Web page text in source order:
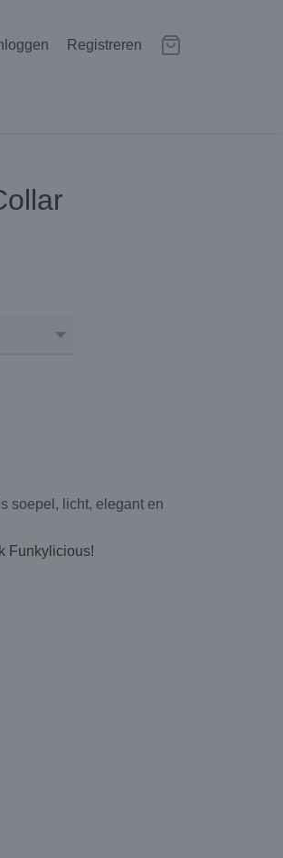
Registreren
soepel, licht, elegant en
Funkylicious!